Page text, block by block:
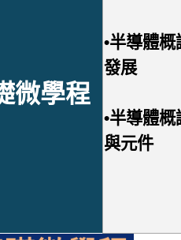
微學程
•半導體
發展
•半導體
與元件